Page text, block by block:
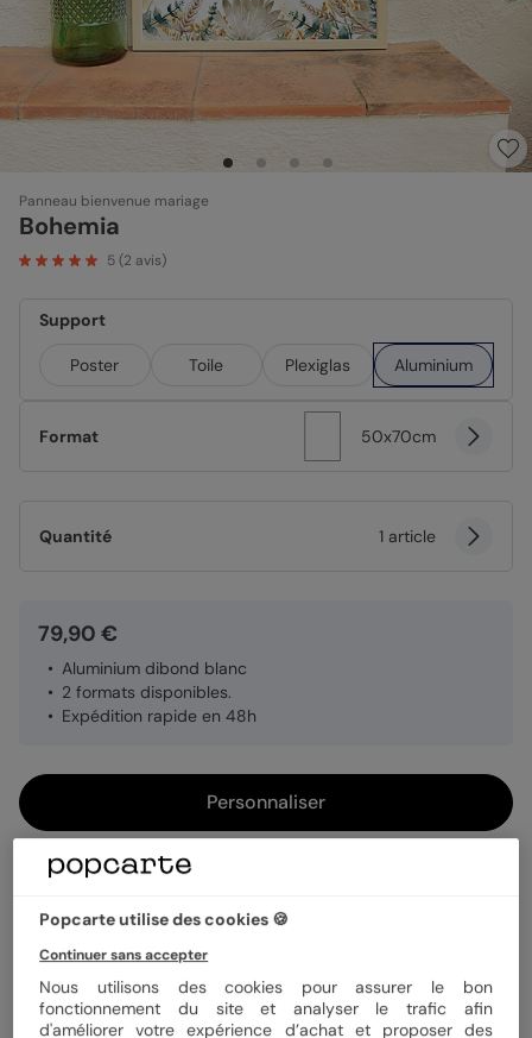
Panneau bienvenue mariage
Bohemia
5(2 avis)
Support
Poster Toile Plexiglas Aluminium
Format 50x70cm
Quantité 1 article
79,90 €
Aluminium dibond blanc
2 formats disponibles.
Expédition rapide en 48h
Personnaliser
Livraison gratuite avec
Payez en 3 fois sans frais
En savoir plus
Informations produit
Popcarte utilise des cookies 🍪
Continuer sans accepter
Nous utilisons des cookies pour assurer le bon
fonctionnement du site et analyser le trafic afin
d'améliorer votre expérience d’achat et proposer des